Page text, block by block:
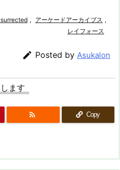
, アーケードアーカイブス ,
レイフォース
 Posted by Asukalon
ます
 Copy